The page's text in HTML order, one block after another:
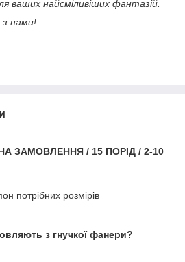
ваших найсміливіших фантазій.
з нами!
ЗАМОВЛЕННЯ / 15 ПОРІД / 2-10
потрібних розмірів
з гнучкої фанери?